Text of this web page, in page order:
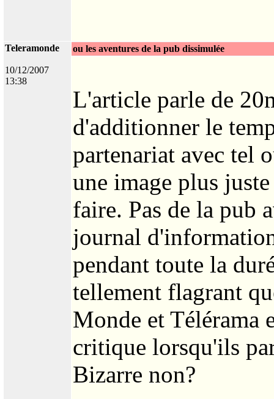
Teleramonde
10/12/2007
13:38
ou les aventures de la pub dissimulée
L'article parle de
d'additionner le
partenariat avec tel
une image plus
faire. Pas de la pub
journal
pendant toute la
tellement flagrant
Monde et Télérama
critique lorsqu'ils
Bizarre non?